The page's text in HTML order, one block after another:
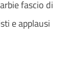
fascio di
e applausi